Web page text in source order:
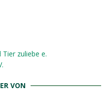
VON